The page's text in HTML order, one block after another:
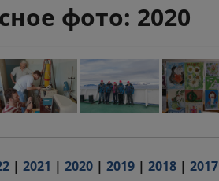
фото: 2020
| 2021 | 2020 | 2019 | 2018 | 2017